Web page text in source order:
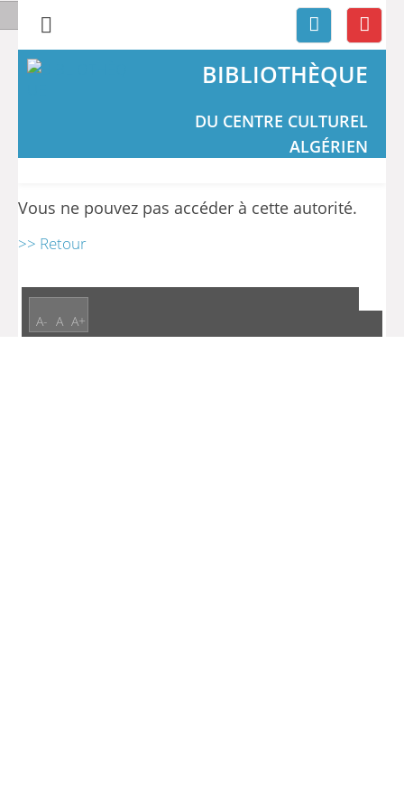
BIBLIOTHÈQUE
DU CENTRE CULTUREL
ALGÉRIEN
Vous ne pouvez pas accéder à cette autorité.
>> Retour
A- A A+